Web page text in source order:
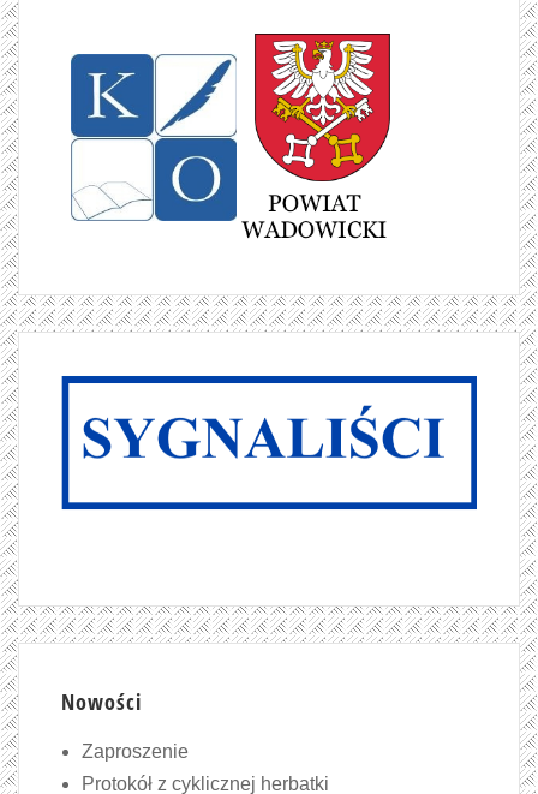
Nowości
Zaproszenie
Protokół z cyklicznej herbatki